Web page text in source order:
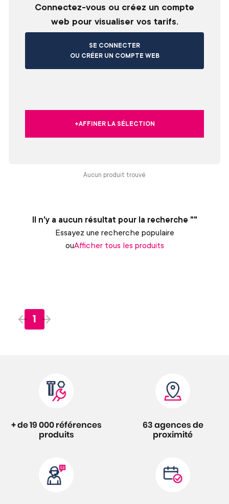
Connectez-vous ou créez un compte
web pour visualiser vos tarifs.
SE CONNECTER
OU CRÉER UN COMPTE WEB
+AFFINER LA SÉLECTION
Aucun produit trouvé
Il n'y a aucun résultat pour la recherche ""
Essayez une recherche populaire
ouAfficher tous les produits
1
+ de 19 000 références
produits
63 agences de
proximité